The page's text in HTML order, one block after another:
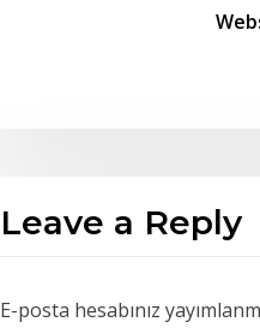
Leave a Reply
E-posta hesabınız